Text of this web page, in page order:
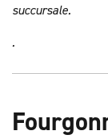
succursale.
.